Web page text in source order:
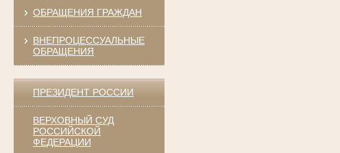
ОБРАЩЕНИЯ ГРАЖДАН
ВНЕПРОЦЕССУАЛЬНЫЕ
ОБРАЩЕНИЯ
ПРЕЗИДЕНТ РОССИИ
ВЕРХОВНЫЙ СУД
РОССИЙСКОЙ
ФЕДЕРАЦИИ